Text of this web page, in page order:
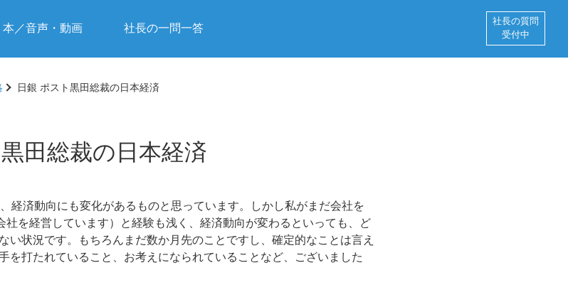
本／音声・動画 社長の一問一答
社長の質問
受付中
日銀 ポスト黒田総裁の日本経済
田総裁の日本経済
経済動向にも変化があるものと思っています。しかし私がまだ会社を
を経営しています）と経験も浅く、経済動向が変わるといっても、ど
い状況です。もちろんまだ数か月先のことですし、確定的なことは言え
を打たれていること、お考えになられていることなど、ございました